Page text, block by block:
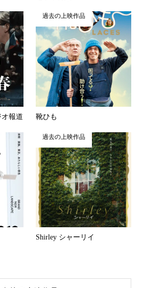
報道
過去の上映作品
靴ひも
過去の上映作品
Shirley シャーリイ